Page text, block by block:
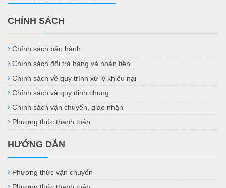
CHÍNH SÁCH
Chính sách bảo hành
Chính sách đổi trả hàng và hoàn tiền
Chính sách về quy trình xử lý khiếu nại
Chính sách và quy định chung
Chính sách vận chuyển, giao nhận
Phương thức thanh toán
HƯỚNG DẪN
Phương thức vận chuyển